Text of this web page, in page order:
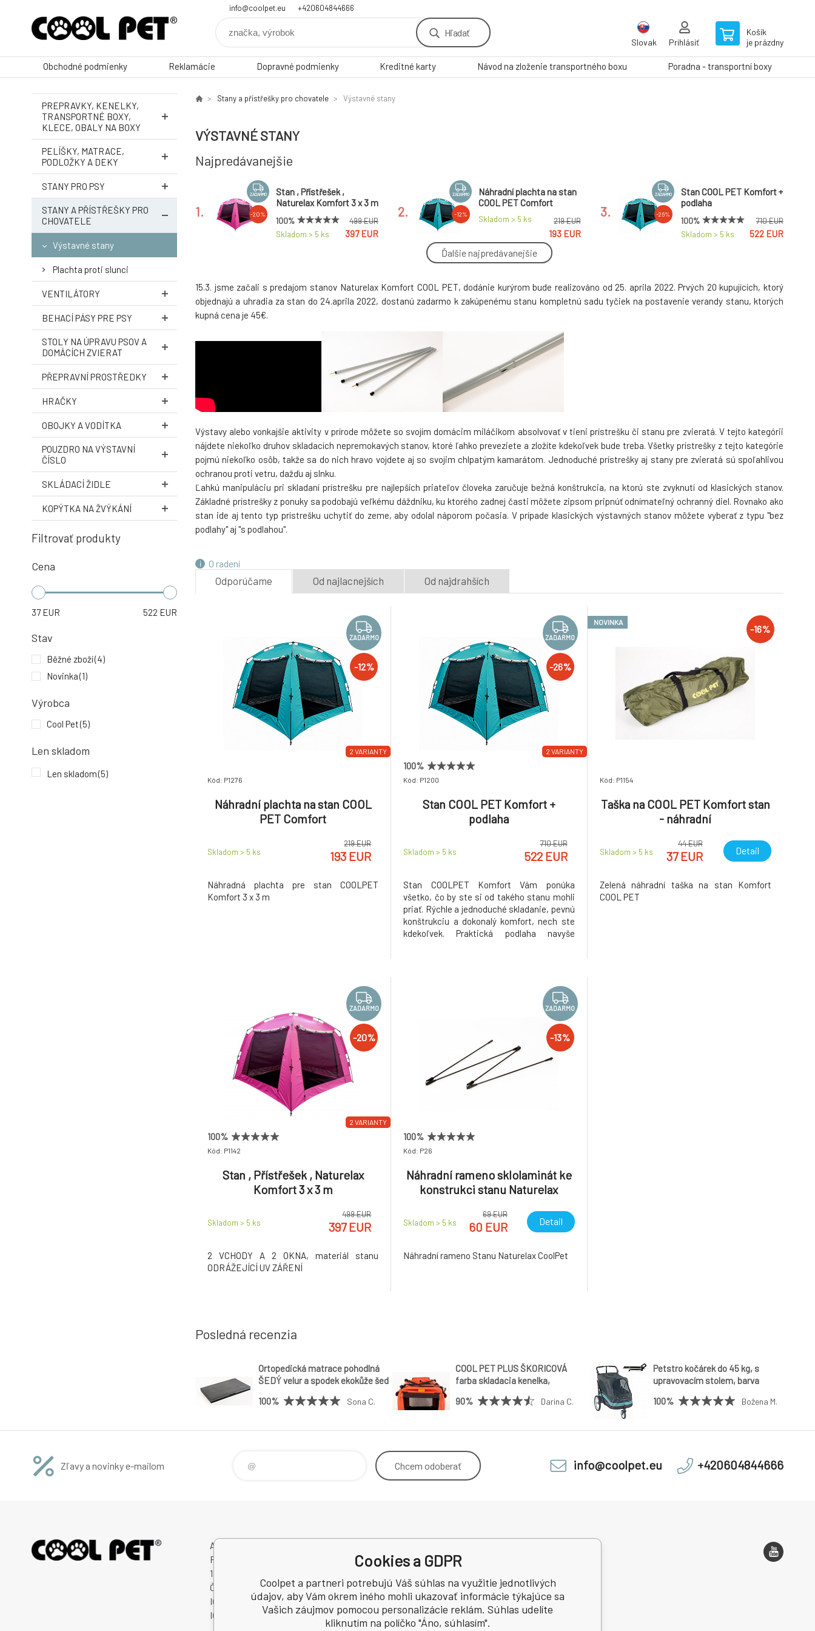
info@coolpet.eu +420604844666
Hľadať
Slovak Prihlásiť
Košík
je prázdny
Obchodné podmienky Reklamácie Dopravné podmienky Kreditné karty Návod na zloženie transportného boxu Poradna - transportní boxy
PREPRAVKY, KENELKY,
TRANSPORTNÉ BOXY,
KLECE, OBALY NA BOXY
PELÍŠKY, MATRACE,
PODLOŽKY A DEKY
STANY PRO PSY
STANY A PŘÍSTŘEŠKY PRO
CHOVATELE
Výstavné stany
Plachta proti slunci
VENTILÁTORY
BEHACÍ PÁSY PRE PSY
STOLY NA ÚPRAVU PSOV A
DOMÁCÍCH ZVIERAT
PŘEPRAVNÍ PROSTŘEDKY
HRAČKY
OBOJKY A VODÍTKA
POUZDRO NA VÝSTAVNÍ
ČÍSLO
SKLÁDACÍ ŽIDLE
KOPÝTKA NA ŽVÝKÁNÍ
Filtrovať produkty
Cena
37EUR 522 EUR
Stav
Běžné zboží(4)
Novinka(1)
Výrobca
Cool Pet(5)
Len skladom
Len skladom(5)
Stany a přístřešky pro chovatele Výstavné stany
VÝSTAVNÉ STANY
Najpredávanejšie
1.
ZADARMO
-20%
Stan , Přístřešek ,
Naturelax Komfort 3 x 3 m
100%
Skladom > 5 ks
499 EUR
397 EUR
2.
ZADARMO
-12%
Náhradní plachta na stan
COOL PET Comfort
Skladom > 5 ks 219 EUR
193 EUR
3.
ZADARMO
-26%
Stan COOL PET Komfort +
podlaha
100%
Skladom > 5 ks
710 EUR
522 EUR
4. -13%
stanu Naturelax CoolPet
100% 69 EUR
5. Skladom > 5 44 EUR
Ďalšie najpredávanejšie
15.3. jsme začali s predajom stanov Naturelax Komfort COOL PET, dodánie kurýrom bude realizováno od 25. aprila 2022. Prvých 20 kupujících, ktorý
objednajú a uhradia za stan do 24.aprila 2022, dostanú zadarmo k zakúpenému stanu kompletnú sadu tyčiek na postavenie verandy stanu, ktorých
kupná cena je 45€.
Výstavy alebo vonkajšie aktivity v prírode môžete so svojím domácim miláčikom absolvovať v tieni prístrešku či stanu pre zvieratá. V tejto kategórii
nájdete niekoľko druhov skladacích nepremokavých stanov, ktoré ľahko preveziete a zložíte kdekoľvek bude treba. Všetky prístrešky z tejto kategórie
pojmú niekoľko osôb, takže sa do nich hravo vojdete aj so svojim chlpatým kamarátom. Jednoduché prístrešky aj stany pre zvieratá sú spoľahlivou
ochranou proti vetru, dažďu aj slnku.
Ľahkú manipuláciu pri skladaní prístrešku pre najlepších priateľov človeka zaručuje bežná konštrukcia, na ktorú ste zvyknutí od klasických stanov.
Základné prístrešky z ponuky sa podobajú veľkému dáždniku, ku ktorého zadnej časti môžete zipsom pripnúť odnímateľný ochranný diel. Rovnako ako
stan ide aj tento typ prístrešku uchytiť do zeme, aby odolal náporom počasia. V prípade klasických výstavných stanov môžete vyberať z typu "bez
podlahy" aj "s podlahou".
O radení
Odporúčame Od najlacnejších Od najdrahších
2 VARIANTY
ZADARMO
-12%
Kód: P1276
Náhradní plachta na stan COOL
PET Comfort
Skladom > 5 ks
219 EUR
193 EUR
Náhradná plachta pre stan COOLPET
Komfort 3 x 3 m
2 VARIANTY
ZADARMO
-26%
100%
Kód: P1200
Stan COOL PET Komfort +
podlaha
Skladom > 5 ks
710 EUR
522 EUR
Stan COOLPET Komfort Vám ponúka
všetko, čo by ste si od takého stanu mohli
priať. Rýchle a jednoduché skladanie, pevnú
konštrukciu a dokonalý komfort, nech ste
kdekoľvek. Praktická podlaha navyše
NOVINKA
-16%
Kód: P1154
Taška na COOL PET Komfort stan
- náhradní
Skladom > 5 ks
44 EUR
37 EUR Detail
Zelená náhradní taška na stan Komfort
COOL PET
2 VARIANTY
ZADARMO
-20%
100%
Kód: P1142
Stan , Přístřešek , Naturelax
Komfort 3 x 3 m
Skladom > 5 ks
499 EUR
397 EUR
2 VCHODY A 2 OKNA, materiál stanu
ODRÁŽEJÍCÍ UV ZÁŘENÍ
ZADARMO
-13%
100%
Kód: P26
Náhradní rameno sklolaminát ke
konstrukci stanu Naturelax
Skladom > 5 ks
69 EUR
60 EUR Detail
Náhradní rameno Stanu Naturelax CoolPet
Posledná recenzia
Ortopedická matrace pohodlná
ŠEDÝ velur a spodek ekokůže šedá
100% Sona C.
COOL PET PLUS ŠKORICOVÁ
farba skladacia kenelka,
velikostí
90% Darina C.
Petstro kočárek do 45 kg, s
upravovacím stolem, barva
zdarma
100% Božena M.
Zľavy a novinky e-mailom Chcem odoberať info@coolpet.eu +420604844666
Avitex,s.r.o.
Rybná 716/24
11000 Praha 1
Česká Republika
IČO: 60745291
IČ DPH (DIČ): CZ60745291
Kontakt
Recenze
Cookies a GDPR
Coolpet a partneri potrebujú Váš súhlas na využitie jednotlivých
údajov, aby Vám okrem iného mohli ukazovať informácie týkajúce sa
Vašich záujmov pomocou personalizácie reklám. Súhlas udelíte
kliknutím na políčko "Áno, súhlasím".